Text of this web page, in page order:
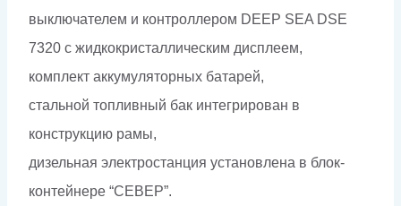
выключателем и контроллером DEEP SEA DSE
7320 с жидкокристаллическим дисплеем,
комплект аккумуляторных батарей,
стальной топливный бак интегрирован в
конструкцию рамы,
дизельная электростанция установлена в блок-
контейнере “СЕВЕР”.